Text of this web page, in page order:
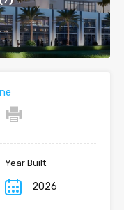
Year Built
2026